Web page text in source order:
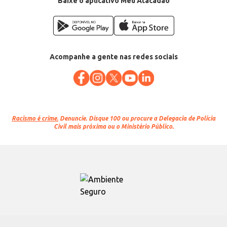
Acompanhe a gente nas redes sociais
Racismo é crime. Denuncie. Disque 100 ou procure a Delegacia de Polícia
Civil mais próxima ou o Ministério Público.